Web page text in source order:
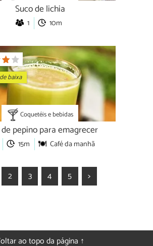
Suco de lichia
1 10m
baixa
Coquetéis e bebidas
pepino para emagrecer
15m Café da manhã
2 3 4 5 >
ao topo da página ↑